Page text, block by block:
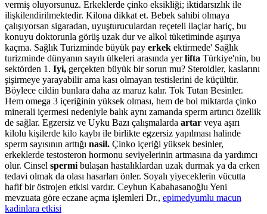
vermiş oluyorsunuz. Erkeklerde çinko eksikliği; iktidarsızlık ile
ilişkilendirilmektedir. Kilona dikkat et. Bebek sahibi olmaya
çalışıyorsan sigaradan, uyuşturuculardan reçeteli ilaçlar hariç, bu
konuyu doktorunla görüş uzak dur ve alkol tüketiminde aşırıya
kaçma. Sağlık Turizminde büyük pay erkek ektirmede' Sağlık
turizminde dünyanın sayılı ülkeleri arasında yerlifta Türkiye'nin, bu
sektörden 1. Iyi, gerçekten büyük bir sorun mu? Steroidler, kaslarını
şişirmeye yarayabilir ama kası olmayan testislerini de küçültür.
Böylece cildin bunlara daha az maruz kalır. Tok Tutan Besinler.
Hem omega 3 içeriğinin yüksek olması, hem de bol miktarda çinko
minerali içermesi nedeniyle balık aynı zamanda sperm artırıcı özellik
de sağlar. Egzersiz ve Uyku Bazı çalışmalarda artar veya aşırı
kilolu kişilerde kilo kaybı ile birlikte egzersiz yapılması halinde
sperm sayısının arttığı nasil. Çinko içeriği yüksek besinler,
erkeklerde testosteron hormonu seviyelerinin artmasına da yardımcı
olur. Cinsel spermi bulaşan hastalıklardan uzak durmak ya da erken
tedavi olmak da olası hasarları önler. Soyalı yiyeceklerin vücutta
hafif bir östrojen etkisi vardır. Ceyhun Kabahasanoğlu Yeni
mevzuata göre eczane açma işlemleri Dr., epimedyumlu macun
kadinlara etkisi